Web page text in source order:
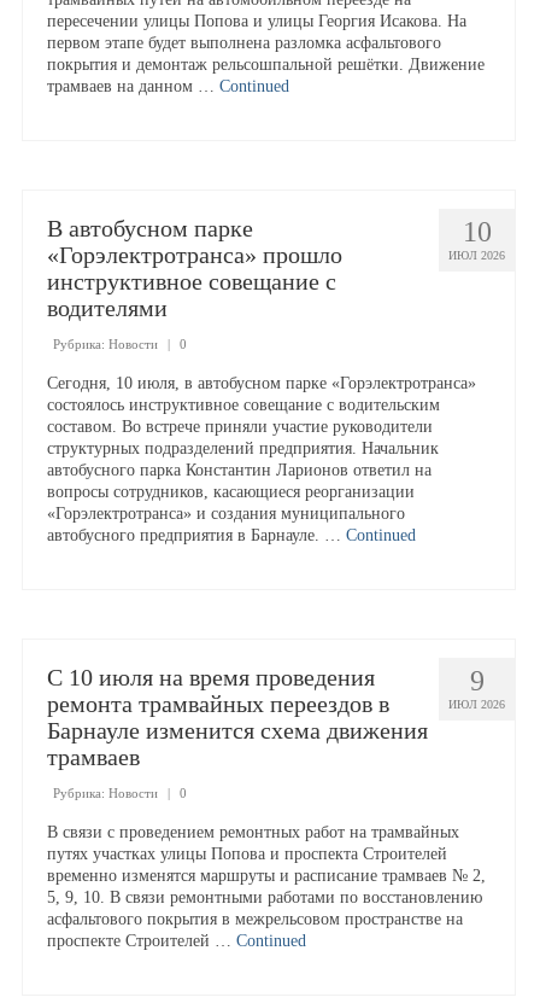
Порядок возврата платы за проезд
Работа и обучение
Работа у нас
Обучение
Оставить резюме
Документы
Материально-техническое обеспечение
Набор на обучение
пересечении улицы Попова и улицы Георгия Исакова. На
первом этапе будет выполнена разломка асфальтового
покрытия и демонтаж рельсошпальной решётки. Движение
трамваев на данном … Continued
10
ИЮЛ 2026
В автобусном парке
«Горэлектротранса» прошло
инструктивное совещание с
водителями
Рубрика: Новости | 0
Сегодня, 10 июля, в автобусном парке «Горэлектротранса»
состоялось инструктивное совещание с водительским
составом. Во встрече приняли участие руководители
структурных подразделений предприятия. Начальник
автобусного парка Константин Ларионов ответил на
вопросы сотрудников, касающиеся реорганизации
«Горэлектротранса» и создания муниципального
автобусного предприятия в Барнауле. … Continued
9
ИЮЛ 2026
С 10 июля на время проведения
ремонта трамвайных переездов в
Барнауле изменится схема движения
трамваев
Рубрика: Новости | 0
В связи с проведением ремонтных работ на трамвайных
путях участках улицы Попова и проспекта Строителей
временно изменятся маршруты и расписание трамваев № 2,
5, 9, 10. В связи ремонтными работами по восстановлению
асфальтового покрытия в межрельсовом пространстве на
проспекте Строителей … Continued